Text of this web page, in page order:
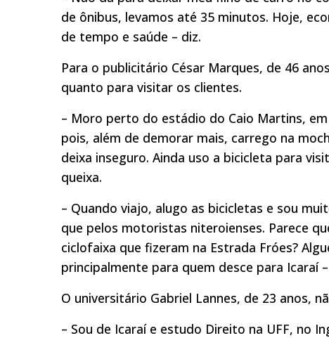
de ônibus, levamos até 35 minutos. Hoje,
de tempo e saúde – diz.
Para o publicitário César Marques, de 46
quanto para visitar os clientes.
– Moro perto do estádio do Caio Martins,
pois, além de demorar mais, carrego na
deixa inseguro. Ainda uso a bicicleta para
queixa.
– Quando viajo, alugo as bicicletas e sou
que pelos motoristas niteroienses. Parece
ciclofaixa que fizeram na Estrada Fróes?
principalmente para quem desce para Icaraí
O universitário Gabriel Lannes, de 23 anos,
– Sou de Icaraí e estudo Direito na UFF, no